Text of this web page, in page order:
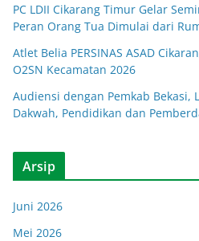
PC LDII Cikarang Timur Gelar
Peran Orang Tua Dimulai dari
Atlet Belia PERSINAS ASAD
O2SN Kecamatan 2026
Audiensi dengan Pemkab Bekasi,
Dakwah, Pendidikan dan
Arsip
Juni 2026
Mei 2026